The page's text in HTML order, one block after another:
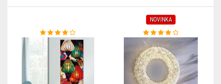
NOVINKA